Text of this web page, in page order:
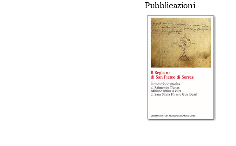
Pubblicazioni